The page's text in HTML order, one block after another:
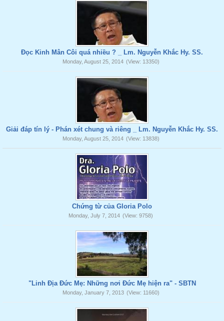
Đọc Kinh Mân Côi quá nhiều ? _ Lm. Nguyễn Khắc Hy. SS.
Monday, August 25, 2014 (View: 13350)
Giải đáp tín lý - Phán xét chung và riêng _ Lm. Nguyễn Khắc Hy. SS.
Monday, August 25, 2014 (View: 13838)
Chứng từ của Gloria Polo
Monday, July 7, 2014 (View: 9758)
"Linh Địa Đức Mẹ: Những nơi Đức Mẹ hiện ra" - SBTN
Monday, January 7, 2013 (View: 11660)